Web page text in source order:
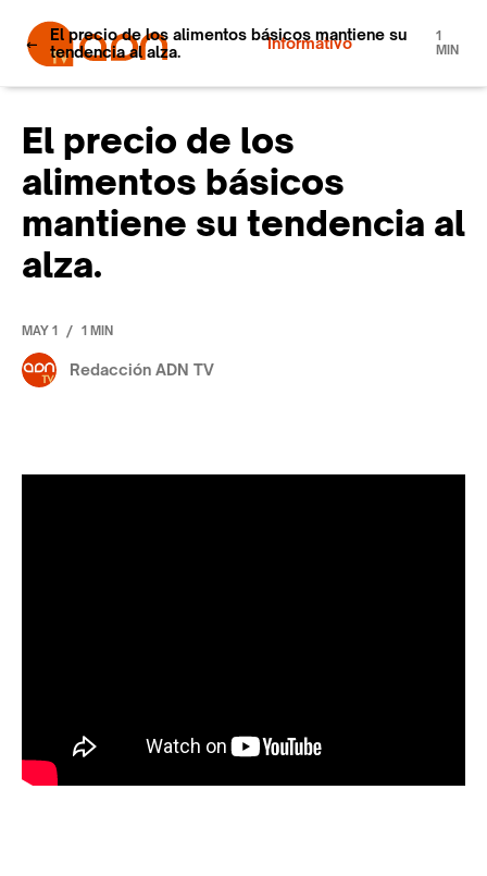
Informativo
El precio de los alimentos básicos mantiene su
tendencia al alza.
1
MIN
El precio de los
alimentos básicos
mantiene su tendencia al
alza.
MAY 1 / 1 MIN
Redacción ADN TV